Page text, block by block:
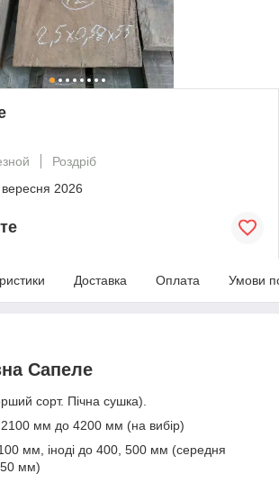
Роздріб
2026
Доставка Оплата Умови
Сапеле
сорт. Пічна сушка).
2100 мм до 4200 мм (на вибір)
мм, іноді до 400, 500 мм (середня
мм)